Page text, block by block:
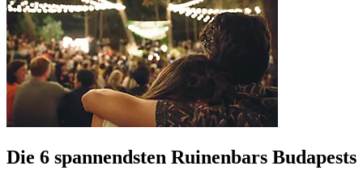
Die 6 spannendsten Ruinenbars Budapests